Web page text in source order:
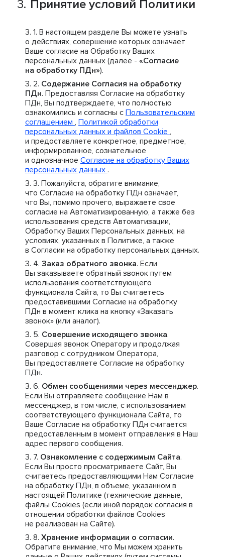
Принятие условий Политики
В настоящем разделе Вы можете узнать
о действиях, совершение которых означает
Ваше согласие на Обработку Ваших
персональных данных (далее - «Согласие
на обработку ПДн»).
Содержание Согласия на обработку
ПДн. Предоставляя Согласие на обработку
ПДн, Вы подтверждаете, что полностью
ознакомились и согласны с Пользовательским
соглашением , Политикой обработки
персональных данных и файлов Cookie ,
и предоставляете конкретное, предметное,
информированное, сознательное
и однозначное Согласие на обработку Ваших
персональных данных .
Пожалуйста, обратите внимание,
что Согласие на обработку ПДн означает,
что Вы, помимо прочего, выражаете свое
согласие на Автоматизированную, а также без
использования средств Автоматизации,
Обработку Ваших Персональных данных, на
условиях, указанных в Политике, а также
в Согласии на обработку персональных данных.
Заказ обратного звонка. Если
Вы заказываете обратный звонок путем
использования соответствующего
функционала Сайта, то Вы считаетесь
предоставившими Согласие на обработку
ПДн в момент клика на кнопку «Заказать
звонок» (или аналог).
Совершение исходящего звонка.
Совершая звонок Оператору и продолжая
разговор с сотрудником Оператора,
Вы предоставляете Согласие на обработку
ПДн.
Обмен сообщениями через мессенджер.
Если Вы отправляете сообщение Нам в
мессенджер, в том числе, с использованием
соответствующего функционала Сайта, то
Ваше Согласие на обработку ПДн считается
предоставленным в момент отправления в Наш
адрес первого сообщения.
Ознакомление с содержимым Сайта.
Если Вы просто просматриваете Сайт, Вы
считаетесь предоставляющими Нам Согласие
на обработку ПДн, в объеме, указанном в
настоящей Политике (технические данные,
файлы Cookies (если иной порядок согласия в
отношении обработки файлов Cookies
не реализован на Сайте).
Хранение информации о согласии.
Обратите внимание, что Мы можем хранить